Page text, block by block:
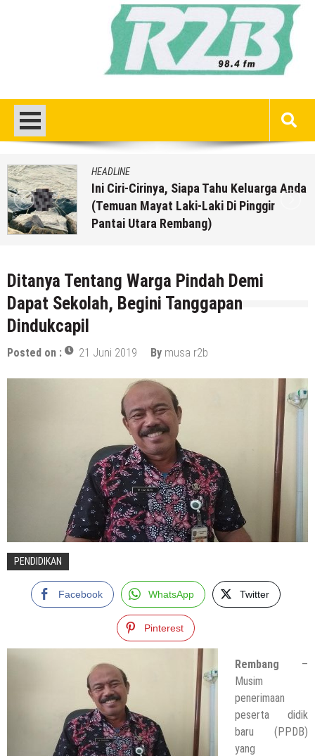
HEADLINE
Sejumlah Tips Membeli Tanah Kapling,
Terapkan Ini!! Ada Cara Yang Jarang
Terpikirkan Orang Awam
Ditanya Tentang Warga Pindah Demi
Dapat Sekolah, Begini Tanggapan
Dindukcapil
Posted on : 21 Juni 2019 By musa r2b
PENDIDIKAN
Facebook WhatsApp Twitter
Pinterest
Rembang –
Musim
penerimaan
peserta didik
baru (PPDB)
yang